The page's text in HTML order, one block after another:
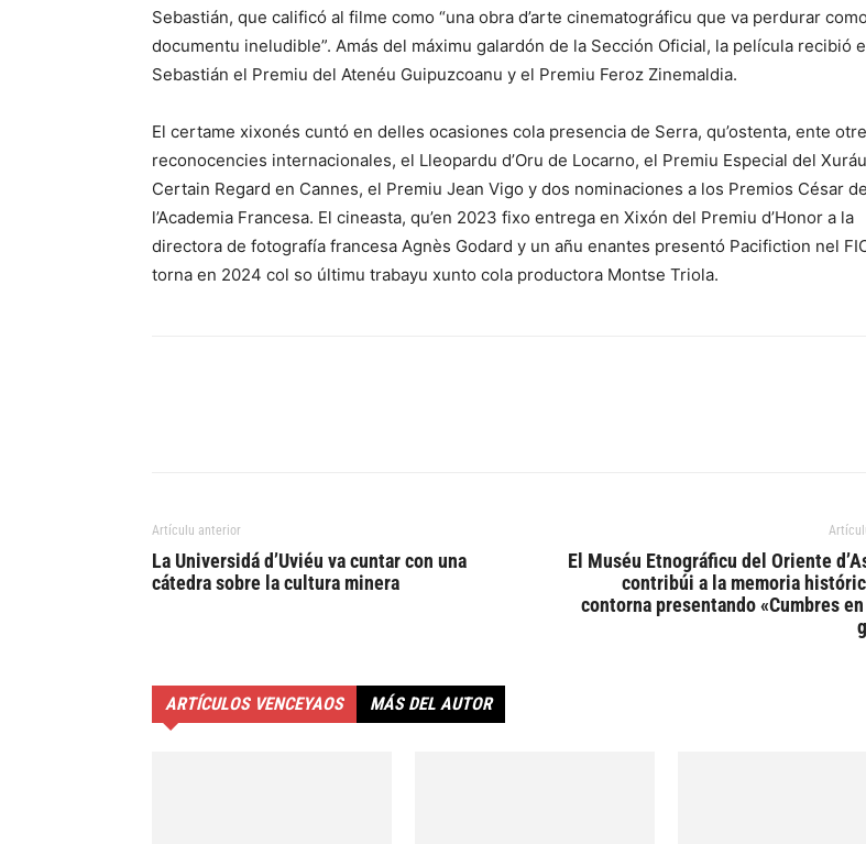
Sebastián, que calificó al filme como “una obra d’arte cinematográficu que va perdurar como
documentu ineludible”. Amás del máximu galardón de la Sección Oficial, la película recibió
Sebastián el Premiu del Atenéu Guipuzcoanu y el Premiu Feroz Zinemaldia.
El certame xixonés cuntó en delles ocasiones cola presencia de Serra, qu’ostenta, ente
reconocencies internacionales, el Lleopardu d’Oru de Locarno, el Premiu Especial del
Certain Regard en Cannes, el Premiu Jean Vigo y dos nominaciones a los Premios César de
l’Academia Francesa. El cineasta, qu’en 2023 fixo entrega en Xixón del Premiu d’Honor a la
directora de fotografía francesa Agnès Godard y un añu enantes presentó Pacifiction nel
torna en 2024 col so últimu trabayu xunto cola productora Montse Triola.
Artículu anterior
La Universidá d’Uviéu va cuntar con una
cátedra sobre la cultura minera
El Muséu Etnográficu del Oriente
contribúi a la memoria
contorna presentando «Cumbres
ARTÍCULOS VENCEYAOS MÁS DEL AUTOR